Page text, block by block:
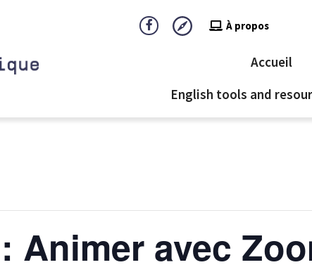
À propos
Accueil
English tools and
Animer avec